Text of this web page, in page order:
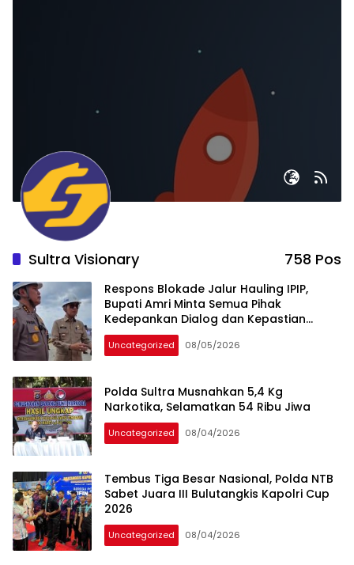
Sultra Visionary 758 Pos
Respons Blokade Jalur Hauling IPIP,
Bupati Amri Minta Semua Pihak
Kedepankan Dialog dan Kepastian
Hukum
Uncategorized 08/05/2026
Polda Sultra Musnahkan 5,4 Kg
Narkotika, Selamatkan 54 Ribu Jiwa
Uncategorized 08/04/2026
Tembus Tiga Besar Nasional, Polda NTB
Sabet Juara III Bulutangkis Kapolri Cup
2026
Uncategorized 08/04/2026